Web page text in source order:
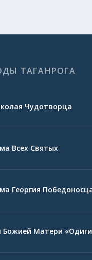
ТАГАНРОГА
Чудотворца
Всех Святых
Георгия
Матери